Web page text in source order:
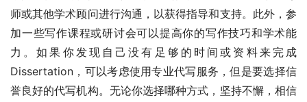
师或其他学术顾问进行沟通，以获得指导和支持。此外，参
加一些写作课程或研讨会可以提高你的写作技巧和学术能
力。如果你发现自己没有足够的时间或资料来完成
Dissertation，可以考虑使用专业代写服务，但是要选择信
誉良好的代写机构。无论你选择哪种方式，坚持不懈，相信